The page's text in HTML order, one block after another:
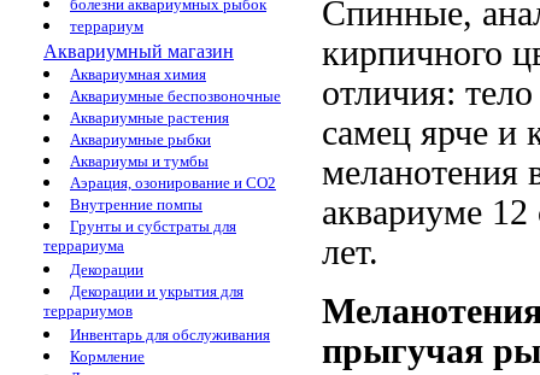
болезни аквариумных рыбок
террариум
Аквариумный магазин
Аквариумная химия
Аквариумные беспозвоночные
Аквариумные растения
Аквариумные рыбки
Аквариумы и тумбы
Аэрация, озонирование и CO2
Внутренние помпы
Грунты и субстраты для
террариума
Декорации
Декорации и укрытия для
террариумов
Инвентарь для обслуживания
Кормление
Спинные,
кирпичного
отличия:
самец ярче и
меланотения
аквариуме
лет.
прыгучая